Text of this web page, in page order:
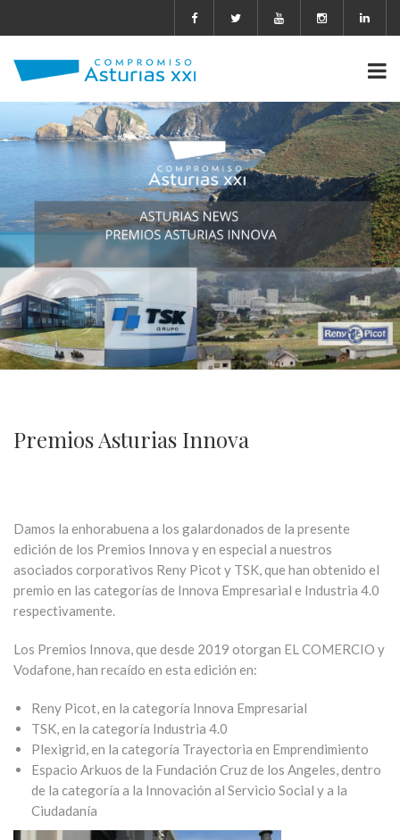
Premios Asturias Innova
Damos la enhorabuena a los galardonados de la presente
edición de los Premios Innova y en especial a nuestros
asociados corporativos Reny Picot y TSK, que han obtenido el
premio en las categorías de Innova Empresarial e Industria 4.0
respectivamente.
Los Premios Innova, que desde 2019 otorgan EL COMERCIO y
Vodafone, han recaído en esta edición en:
Reny Picot, en la categoría Innova Empresarial
TSK, en la categoría Industria 4.0
Plexigrid, en la categoría Trayectoria en Emprendimiento
Espacio Arkuos de la Fundación Cruz de los Angeles, dentro
de la categoría a la Innovación al Servicio Social y a la
Ciudadanía